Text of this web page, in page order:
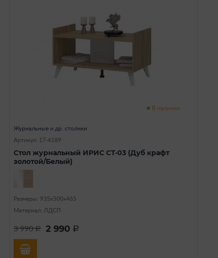
В наличии
Журнальные и др. столики
Артикул: 17-4189
Стол журнальный ИРИС СТ-03 (Дуб крафт
золотой/Белый)
Размеры: 935х500х465
Материал: ЛДСП
3 990a 2 990 a